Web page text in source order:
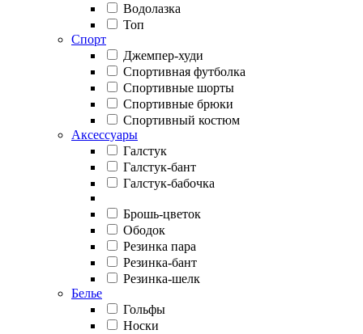
Водолазка
Топ
Спорт
Джемпер-худи
Спортивная футболка
Спортивные шорты
Спортивные брюки
Спортивный костюм
Аксессуары
Галстук
Галстук-бант
Галстук-бабочка
Брошь-цветок
Ободок
Резинка пара
Резинка-бант
Резинка-шелк
Белье
Гольфы
Носки